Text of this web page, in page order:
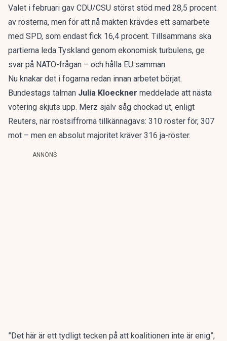
Valet i februari gav CDU/CSU störst stöd med 28,5 procent
av rösterna, men för att nå makten krävdes ett samarbete
med SPD, som endast fick 16,4 procent. Tillsammans ska
partierna leda Tyskland genom ekonomisk turbulens, ge
svar på NATO-frågan – och hålla EU samman.
Nu knakar det i fogarna redan innan arbetet börjat.
Bundestags talman Julia Kloeckner meddelade att nästa
votering skjuts upp. Merz själv såg chockad ut, enligt
Reuters, när röstsiffrorna tillkännagavs: 310 röster för, 307
mot – men en absolut majoritet kräver 316 ja-röster.
ANNONS
”Det här är ett tydligt tecken på att koalitionen inte är enig”,